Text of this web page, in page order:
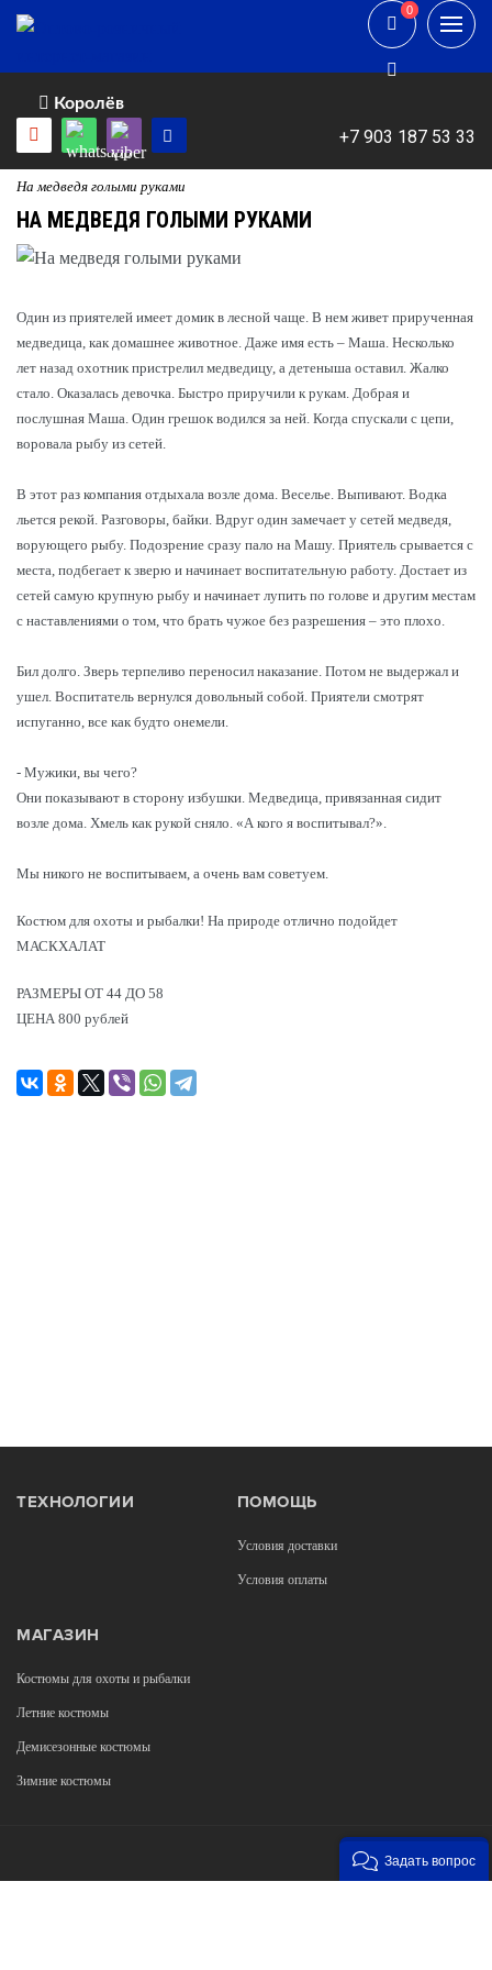
Королёв
+7 903 187 53 33
0
0
На медведя голыми руками
НА МЕДВЕДЯ ГОЛЫМИ РУКАМИ
Один из приятелей имеет домик в лесной чаще. В нем живет прирученная
медведица, как домашнее животное. Даже имя есть – Маша. Несколько
лет назад охотник пристрелил медведицу, а детеныша оставил. Жалко
стало. Оказалась девочка. Быстро приручили к рукам. Добрая и
послушная Маша. Один грешок водился за ней. Когда спускали с цепи,
воровала рыбу из сетей.
В этот раз компания отдыхала возле дома. Веселье. Выпивают. Водка
льется рекой. Разговоры, байки. Вдруг один замечает у сетей медведя,
ворующего рыбу. Подозрение сразу пало на Машу. Приятель срывается с
места, подбегает к зверю и начинает воспитательную работу. Достает из
сетей самую крупную рыбу и начинает лупить по голове и другим местам
с наставлениями о том, что брать чужое без разрешения – это плохо.
Бил долго. Зверь терпеливо переносил наказание. Потом не выдержал и
ушел. Воспитатель вернулся довольный собой. Приятели смотрят
испуганно, все как будто онемели.
- Мужики, вы чего?
Они показывают в сторону избушки. Медведица, привязанная сидит
возле дома. Хмель как рукой сняло. «А кого я воспитывал?».
Мы никого не воспитываем, а очень вам советуем.
Костюм для охоты и рыбалки! На природе отлично подойдет
МАСКХАЛАТ
РАЗМЕРЫ ОТ 44 ДО 58
ЦЕНА 800 рублей
ТЕХНОЛОГИИ ПОМОЩЬ
Условия доставки
Условия оплаты
МАГАЗИН
Костюмы для охоты и рыбалки
Летние костюмы
Демисезонные костюмы
Зимние костюмы
Задать вопрос